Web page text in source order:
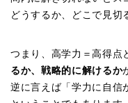
どうするか、どこで見切
つまり、高学力＝高得点
るか、戦略的に解けるか
逆に言えば「学力に自信